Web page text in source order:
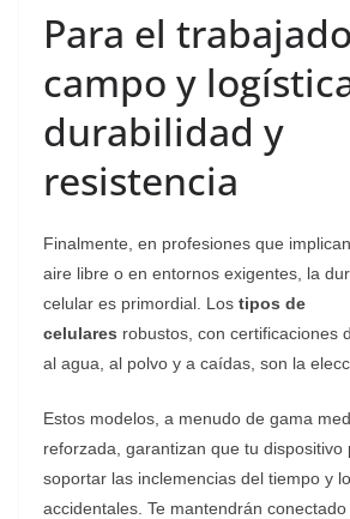
Para el
campo y
durabilidad y
resistencia
Finalmente, en profesiones que
aire libre o en entornos exigentes, la
celular es primordial. Los tipos de
celulares robustos, con certificaciones
al agua, al polvo y a caídas, son la
Estos modelos, a menudo de gama
reforzada, garantizan que tu dispositivo
soportar las inclemencias del tiempo y
accidentales. Te mantendrán